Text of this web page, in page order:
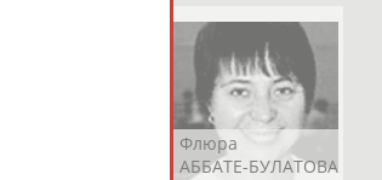
Флюра
АББАТЕ-БУЛАТОВА